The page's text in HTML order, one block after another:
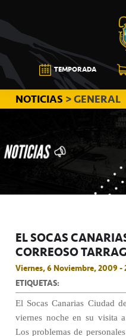
a
la
navegación
principal
al
contenido
principal
a
la
barra
lateral
principal
CB
CANARIAS
TEMPORADA
NOTICIAS > GENERAL
EL SOCAS
CORREOSO
Viernes, 6 Noviembre, 2009 -
ETIQUETAS:
El Socas Canarias Ciudad
viernes noche en su visita
Los problemas de